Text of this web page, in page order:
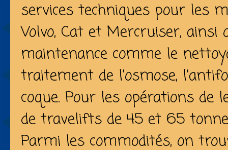
services techniques pour les
Volvo, Cat et Mercruiser, ainsi
maintenance comme le
traitement de l'osmose,
coque. Pour les opérations de
de travelifts de 45 et 65
Parmi les commodités, on